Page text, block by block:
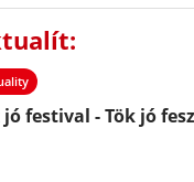
jó festival - Tök jó